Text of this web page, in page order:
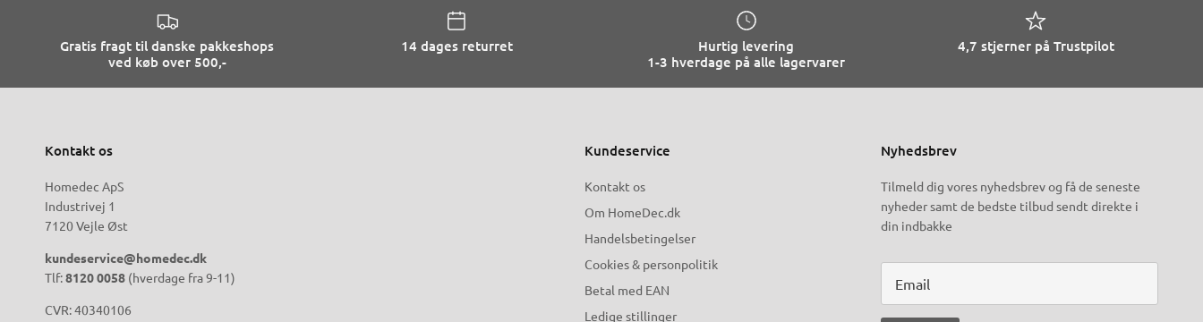
Gratis fragt til danske pakkeshops
ved køb over 500,-
14 dages returret
Hurtig levering
1-3 hverdage på alle lagervarer
4,7 stjerner på Trustpilot
Kontakt os
Homedec ApS
Industrivej 1
7120 Vejle Øst
kundeservice@homedec.dk
Tlf:8120 0058 (hverdage fra 9-11)
CVR: 40340106
Kundeservice
Kontakt os
Om HomeDec.dk
Handelsbetingelser
Cookies & personpolitik
Betal med EAN
Ledige stillinger
Nyhedsbrev
Tilmeld dig vores nyhedsbrev og få de seneste
nyheder samt de bedste tilbud sendt direkte i
din indbakke